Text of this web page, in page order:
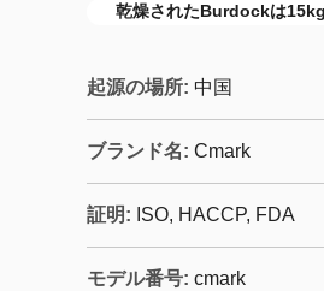
乾燥されたBurdockは
起源の場所: 中国
ブランド名: Cmark
証明: ISO, HACCP, FDA
モデル番号: cmark